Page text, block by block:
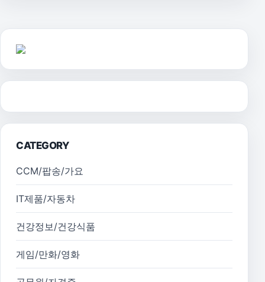
CATEGORY
CCM/팝송/가요
IT제품/자동차
건강정보/건강식품
게임/만화/영화